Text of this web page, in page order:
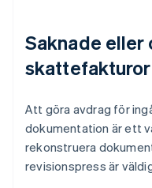
Saknade eller
skattefakturor
Att göra avdrag för
dokumentation är ett
rekonstruera
revisionspress är